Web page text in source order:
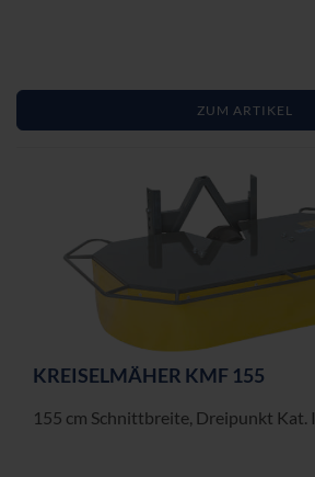
ZUM ARTIKEL
KREI­SEL­MÄ­HER KMF 155
155 cm Schnitt­brei­te, Drei­punkt Kat. I